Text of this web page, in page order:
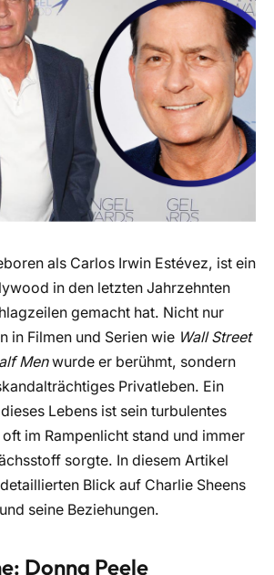
als Carlos Irwin Estévez, ist ein
in den letzten Jahrzehnten
gemacht hat. Nicht nur
in Filmen und Serien wie Wall Street
Menwurde er berühmt, sondern
Privatleben. Ein
Lebens ist sein turbulentes
im Rampenlicht stand und immer
sorgte. In diesem Artikel
Blick auf Charlie Sheens
seine Beziehungen.
Donna Peele